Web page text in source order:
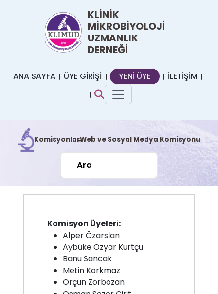
KLİNİK
MİKROBİYOLOJİ
UZMANLIK
DERNEĞİ
ANA SAYFA ÜYE GİRİŞİ YENİ ÜYE İLETİŞİM
Komisyonlar|Web ve Sosyal Medya Komisyonu
Komisyon Üyeleri:
Alper Özarslan
Aybüke Özyar Kurtçu
Banu Sancak
Metin Korkmaz
Orçun Zorbozan